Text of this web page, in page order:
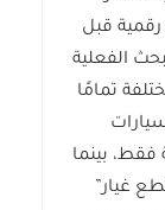
قبل
الفعلية
تمامًا
فقط، بينما
غيار”